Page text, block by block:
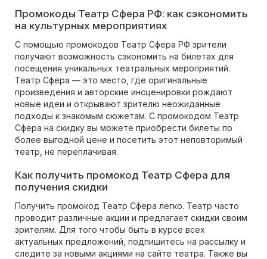
Промокоды Театр Сфера РФ: как сэкономить
на культурных мероприятиях
С помощью промокодов Театр Сфера РФ зрители
получают возможность сэкономить на билетах для
посещения уникальных театральных мероприятий.
Театр Сфера — это место, где оригинальные
произведения и авторские инсценировки рождают
новые идеи и открывают зрителю неожиданные
подходы к знакомым сюжетам. С промокодом Театр
Сфера на скидку вы можете приобрести билеты по
более выгодной цене и посетить этот неповторимый
театр, не переплачивая.
Как получить промокод Театр Сфера для
получения скидки
Получить промокод Театр Сфера легко. Театр часто
проводит различные акции и предлагает скидки своим
зрителям. Для того чтобы быть в курсе всех
актуальных предложений, подпишитесь на рассылку и
следите за новыми акциями на сайте театра. Также вы